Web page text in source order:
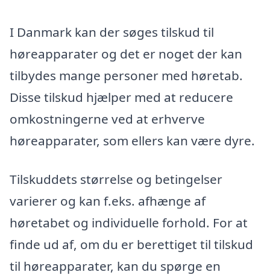
I Danmark kan der søges tilskud til
høreapparater og det er noget der kan
tilbydes mange personer med høretab.
Disse tilskud hjælper med at reducere
omkostningerne ved at erhverve
høreapparater, som ellers kan være dyre.
Tilskuddets størrelse og betingelser
varierer og kan f.eks. afhænge af
høretabet og individuelle forhold. For at
finde ud af, om du er berettiget til tilskud
til høreapparater, kan du spørge en